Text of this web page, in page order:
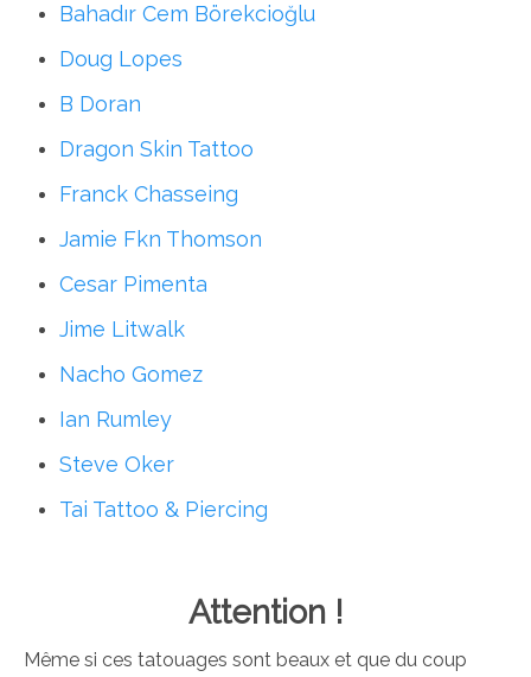
Bahadır Cem Börekcioğlu
Doug Lopes
B Doran
Dragon Skin Tattoo
Franck Chasseing
Jamie Fkn Thomson
Cesar Pimenta
Jime Litwalk
Nacho Gomez
Ian Rumley
Steve Oker
Tai Tattoo & Piercing
Attention !
Même si ces tatouages sont beaux et que du coup